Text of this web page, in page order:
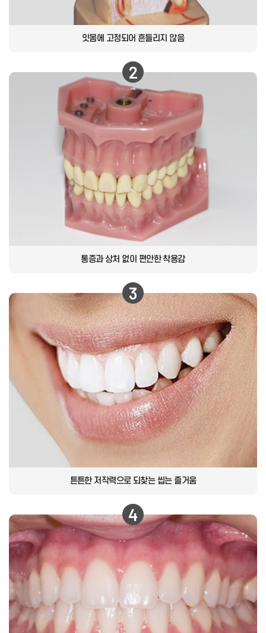
잇몸에 고정되어 흔들리지 않음
2
통증과 상처 없이 편안한 착용감
3
튼튼한 저작력으로 되찾는 씹는 즐거움
4